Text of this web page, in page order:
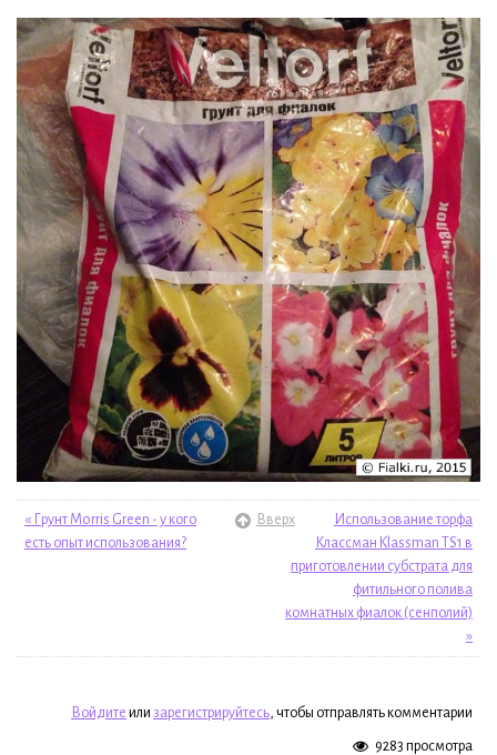
« Грунт Morris Green - у кого
есть опыт использования?
Вверх
Использование торфа
Классман Klassman TS1 в
приготовлении субстрата для
фитильного полива
комнатных фиалок (сенполий)
»
Войдите или зарегистрируйтесь, чтобы отправлять комментарии
9283 просмотра